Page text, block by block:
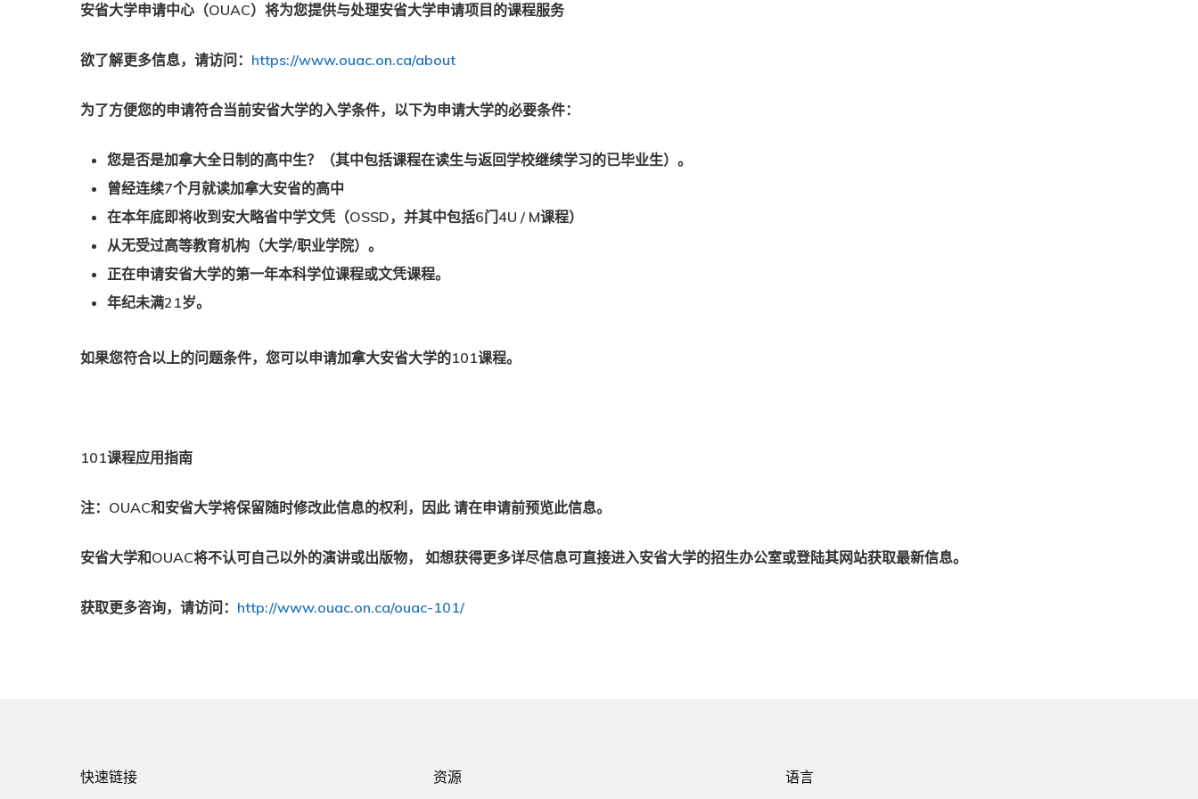
安省大学申请中心（OUAC）将为您提供与处理安省大学申请项目的课程服务
欲了解更多信息，请访问： https://www.ouac.on.ca/about
为了方便您的申请符合当前安省大学的入学条件，以下为申请大学的必要条件：
您是否是加拿大全日制的高中生？（其中包括课程在读生与返回学校继续学习的已毕业生）。
曾经连续7个月就读加拿大安省的高中
在本年底即将收到安大略省中学文凭（OSSD，并其中包括6门4U / M课程）
从无受过高等教育机构（大学/职业学院）。
正在申请安省大学的第一年本科学位课程或文凭课程。
年纪未满21岁。
如果您符合以上的问题条件，您可以申请加拿大安省大学的101课程。
101课程应用指南
注：OUAC和安省大学将保留随时修改此信息的权利，因此 请在申请前预览此信息。
安省大学和OUAC将不认可自己以外的演讲或出版物， 如想获得更多详尽信息可直接进入安省大学的招生办公室或登陆其网站获取最新信息。
获取更多咨询，请访问： http://www.ouac.on.ca/ouac-101/
快速链接 资源 语言